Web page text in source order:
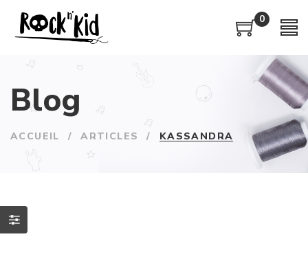
0
Blog
ACCUEIL / ARTICLES / KASSANDRA